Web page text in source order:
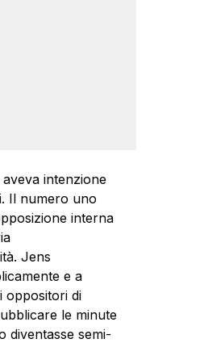
intenzione
Il numero uno
interna
Jens
e a
oppositori di
le minute
diventasse semi-